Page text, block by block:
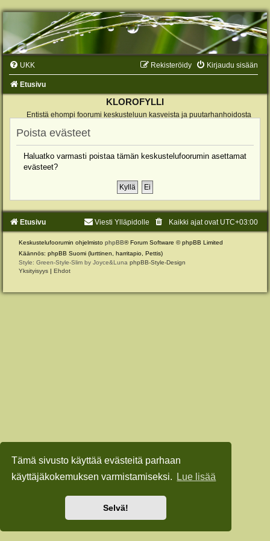
Tämä sivusto käyttää evästeitä parhaan
käyttäjäkokemuksen varmistamiseksi.
Lue lisää
Selvä!
UKK Kirjaudu sisään
Rekisteröidy
Etusivu
KLOROFYLLI
Entistä ehompi foorumi keskusteluun kasveista ja puutarhanhoidosta
Poista evästeet
Haluatko varmasti poistaa tämän keskustelufoorumin asettamat
evästeet?
Etusivu Kaikki ajat ovat UTC+03:00
Viesti Ylläpidolle
Keskustelufoorumin ohjelmisto phpBB® Forum Software © phpBB Limited
Käännös: phpBB Suomi (lurttinen, harritapio, Pettis)
Style: Green-Style-Slim by Joyce&Luna phpBB-Style-Design
Yksityisyys | Ehdot